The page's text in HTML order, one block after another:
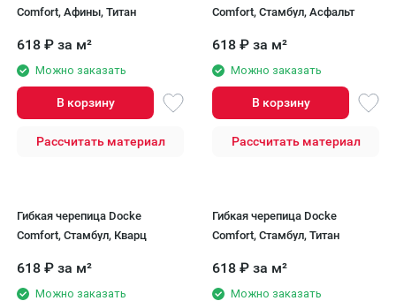
Comfort, Афины, Титан
618 ₽ за м²
Можно заказать
В корзину
Рассчитать материал
Comfort, Стамбул, Асфальт
618 ₽ за м²
Можно заказать
В корзину
Рассчитать материал
Гибкая черепица Docke
Comfort, Стамбул, Кварц
618 ₽ за м²
Можно заказать
Гибкая черепица Docke
Comfort, Стамбул, Титан
618 ₽ за м²
Можно заказать